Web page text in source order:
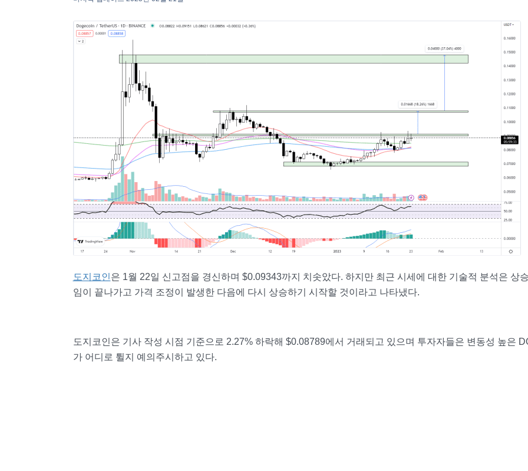
도지코인은 1월 22일 신고점을 경신하며 $0.09343까지 치솟았다. 하지만 최근 시세에 대한 기술적 분석은 상
임이 끝나가고 가격 조정이 발생한 다음에 다시 상승하기 시작할 것이라고 나타냈다.
도지코인은 기사 작성 시점 기준으로 2.27% 하락해 $0.08789에서 거래되고 있으며 투자자들은 변동성 높은
가 어디로 튈지 예의주시하고 있다.